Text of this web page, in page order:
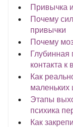
Привычка
Почему
привычки
Почему
Глубинная
контакта к
Как
маленьких
Этапы
психика
Как